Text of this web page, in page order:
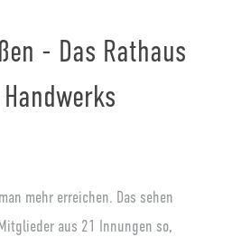
- Das Rathaus
mehr erreichen. Das sehen
aus 21 Innungen so,